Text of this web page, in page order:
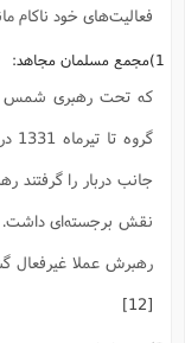
فعالیت‌های خود ناکام ماند و در
1)مجمع مسلمان مجاهد:
که تحت رهبری شمس
جانب دربار را گرفتند
نقش برجسته‌ای داشت.
رهبرش عملا غیرفعال